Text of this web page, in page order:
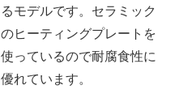
るモデルです。セラミック
のヒーティングプレートを
使っているので耐腐食性に
優れています。